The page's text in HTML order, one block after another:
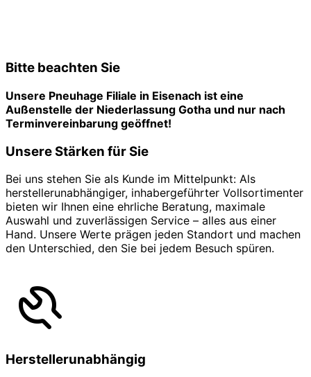
Bitte beachten Sie
Unsere Pneuhage Filiale in Eisenach ist eine
Außenstelle der Niederlassung Gotha und nur nach
Terminvereinbarung geöffnet!
Unsere Stärken für Sie
Bei uns stehen Sie als Kunde im Mittelpunkt: Als
herstellerunabhängiger, inhabergeführter Vollsortimenter
bieten wir Ihnen eine ehrliche Beratung, maximale
Auswahl und zuverlässigen Service – alles aus einer
Hand. Unsere Werte prägen jeden Standort und machen
den Unterschied, den Sie bei jedem Besuch spüren.
Herstellerunabhängig